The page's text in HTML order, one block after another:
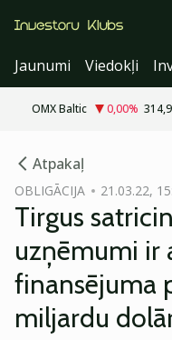
Jaunumi
Viedokļi
OMX Baltic 0,00%
Atpakaļ
OBLIGĀCIJA 21.03.22,
Tirgus
uzņēmumi ir
finansējuma
miljardu